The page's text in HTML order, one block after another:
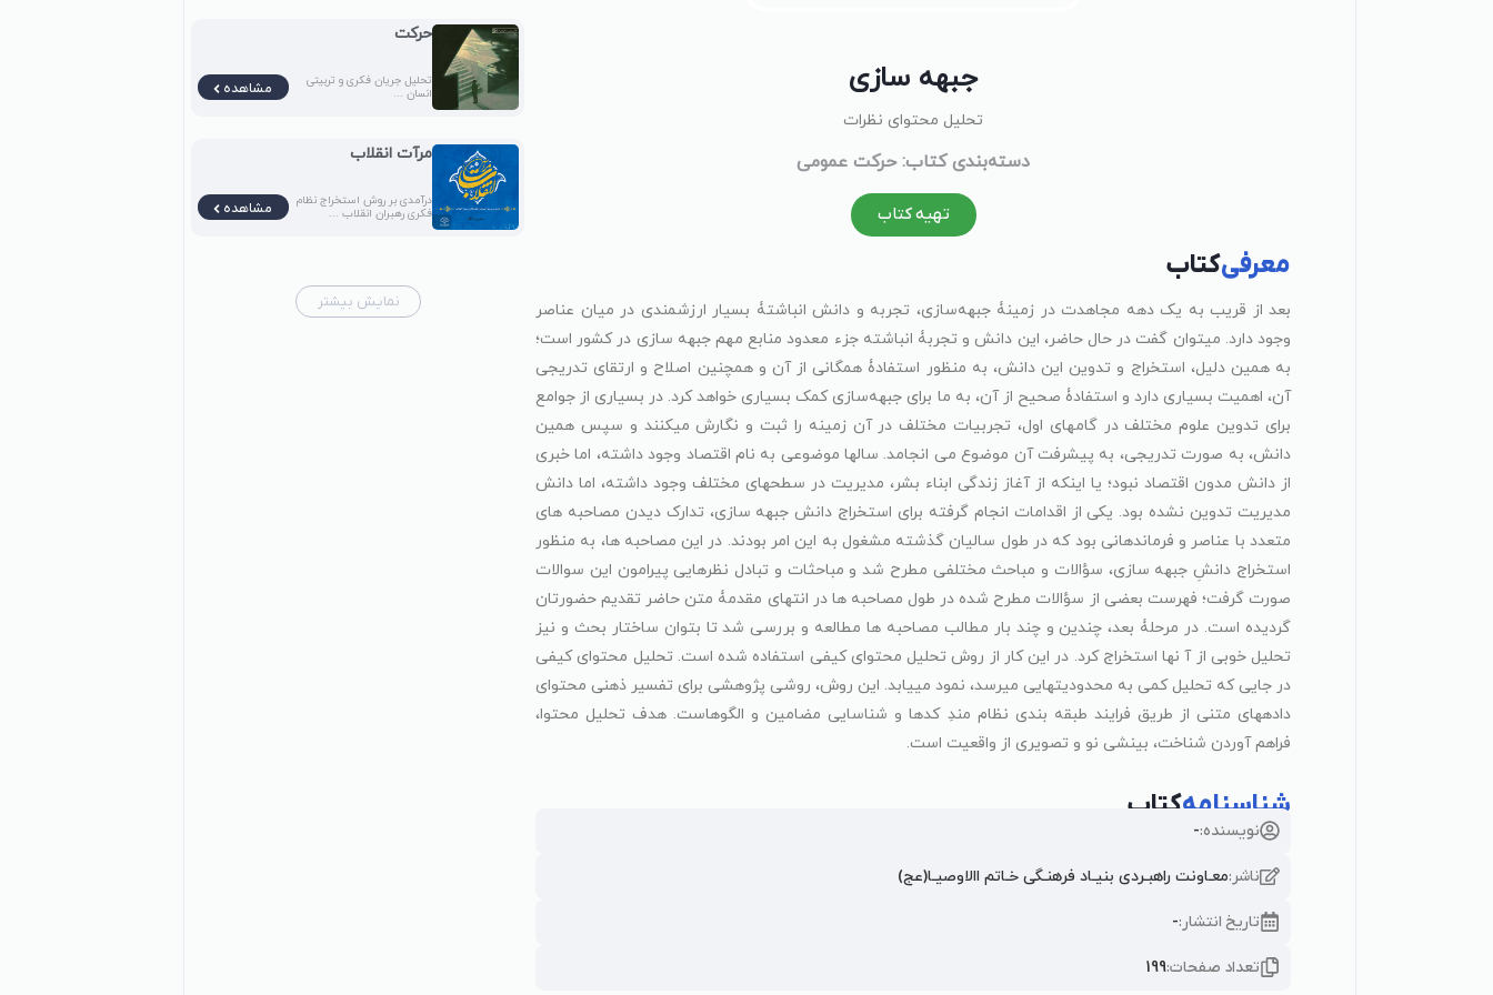
جبهه سازی
تحلیل محتوای نظرات
دسته‌بندی کتاب: حرکت عمومی
تهیه کتاب
معرفیکتاب
بعد از قریب به یک دهه مجاهدت در زمینۀ جبهه‌سازی، تجربه و دانش انباشتۀ بسیار ارزشمندی در میان عناصر
وجود دارد. میتوان گفت در حال حاضر، این دانش و تجربۀ انباشته جزء معدود منابع مهم جبهه سازی در کشور است؛
به همین دلیل، استخراج و تدوین این دانش، به منظور استفادۀ همگانی از آن و همچنین اصلاح و ارتقای تدریجی
آن، اهمیت بسیاری دارد و استفادۀ صحیح از آن، به ما برای جبهه‌سازی کمک بسیاری خواهد کرد. در بسیاری از جوامع
برای تدوین علوم مختلف در گامهای اول، تجربیات مختلف در آن زمینه را ثبت و نگارش میکنند و سپس همین
دانش، به صورت تدریجی، به پیشرفت آن موضوع می انجامد. سالها موضوعی به نام اقتصاد وجود داشته، اما خبری
از دانش مدون اقتصاد نبود؛ یا اینکه از آغاز زندگی ابناء بشر، مدیریت در سطحهای مختلف وجود داشته، اما دانش
مدیریت تدوین نشده بود. یکی از اقدامات انجام گرفته برای استخراج دانش جبهه سازی، تدارک دیدن مصاحبه های
متعدد با عناصر و فرماندهانی بود که در طول سالیان گذشته مشغول به این امر بودند. در این مصاحبه ها، به منظور
استخراج دانشِ جبهه سازی، سؤالات و مباحث مختلفی مطرح شد و مباحثات و تبادل نظرهایی پیرامون این سوالات
صورت گرفت؛ فهرست بعضی از سؤالات مطرح شده در طول مصاحبه ها در انتهای مقدمۀ متن حاضر تقدیم حضورتان
گردیده است. در مرحلۀ بعد، چندین و چند بار مطالب مصاحبه ها مطالعه و بررسی شد تا بتوان ساختار بحث و نیز
تحلیل خوبی از آ نها استخراج کرد. در این کار از روش تحلیل محتوای کیفی استفاده شده است. تحلیل محتوای کیفی
در جایی که تحلیل کمی به محدودیتهایی میرسد، نمود مییابد. این روش، روشی پژوهشی برای تفسیر ذهنی محتوای
دادههای متنی از طریق فرایند طبقه بندی نظام مندِ کدها و شناسایی مضامین و الگوهاست. هدف تحلیل محتوا،
فراهم آوردن شناخت، بینشی نو و تصویری از واقعیت است.
شناسنامهکتاب
نویسنده:-
ناشر:معـاونت راهبـردی بنیـاد فرهنـگی خـاتم االاوصیـا(عج)
تاریخ انتشار:-
تعداد صفحات:199
حرکت
تحلیل جریان فکری و تربیتی
انسان ...
مشاهده
مرآت انقلاب
درآمدی بر روش استخراج نظام
فکری رهبران انقلاب ...
مشاهده
نمایش بیشتر